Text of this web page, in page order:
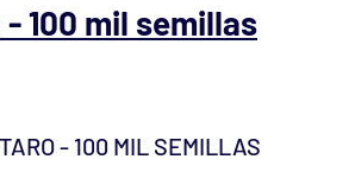
100 mil semillas
- 100 MIL SEMILLAS